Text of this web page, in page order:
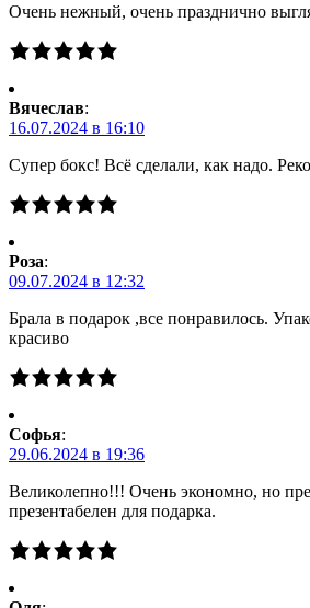
Очень нежный, очень празднично
Вячеслав:
16.07.2024 в 16:10
Супер бокс! Всё сделали, как надо.
Роза:
09.07.2024 в 12:32
Брала в подарок ,все понравилось.
красиво
Софья:
29.06.2024 в 19:36
Великолепно!!! Очень экономно, но
презентабелен для подарка.